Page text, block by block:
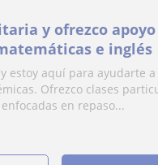
y ofrezco
e inglés
estoy aquí para ayudarte
Ofrezco clases
en repaso...